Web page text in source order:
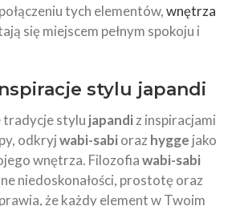
tych elementów,wnętrza
się miejscem pełnym spokoju i
stylu japandi
tradycje stylu japandiz inspiracjami
odkryjwabi-sabioraz hygge jako
wnętrza. Filozofiawabi-sabi
niedoskonałości, prostotę oraz
że każdy element w Twoim